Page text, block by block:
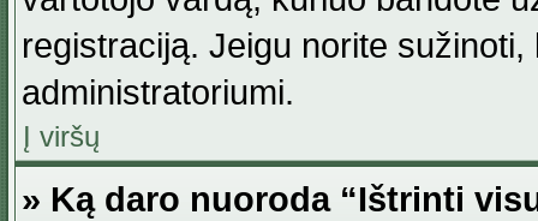
registraciją. Jeigu norite
administratoriumi.
Į viršų
» Ką daro nuoroda “Ištrinti